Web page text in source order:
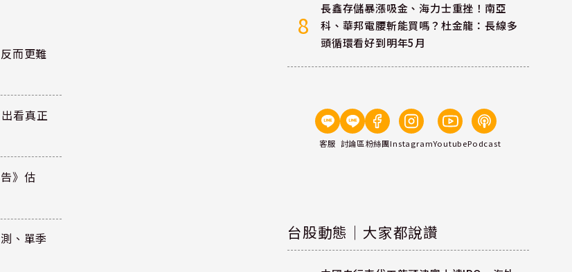
而更難
看真正
》估
、單季
8
長鑫存儲暴漲吸金、海力士重挫！南亞
科、華邦電腰斬能買嗎？杜金龍：長線多
頭循環看好到明年5月
客服 討論區粉絲團InstagramYoutubePodcast
台股動態｜大家都說讚